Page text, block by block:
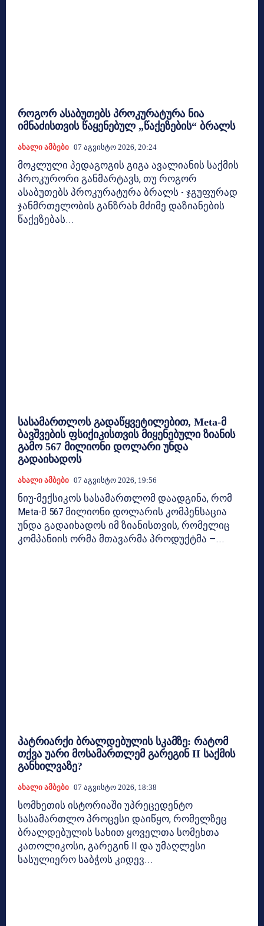
როგორ ასაბუთებს პროკურატურა ნია
იმნაძისთვის წაყენებულ „წაქეზების“ ბრალს
Ახალი Ამბები 07 Აგვისტო 2026, 20:24
მოკლული პედაგოგის გიგა ავალიანის საქმის
პროკურორი განმარტავს, თუ როგორ
ასაბუთებს პროკურატურა ბრალს - ჯგუფურად
ჯანმრთელობის განზრახ მძიმე დაზიანების
წაქეზებას...
სასამართლოს გადაწყვეტილებით, Meta-მ
ბავშვების ფსიქიკისთვის მიყენებული ზიანის
გამო 567 მილიონი დოლარი უნდა
გადაიხადოს
Ახალი Ამბები 07 Აგვისტო 2026, 19:56
ნიუ-მექსიკოს სასამართლომ დაადგინა, რომ
Meta-მ 567 მილიონი დოლარის კომპენსაცია
უნდა გადაიხადოს იმ ზიანისთვის, რომელიც
კომპანიის ორმა მთავარმა პროდუქტმა —...
პატრიარქი ბრალდებულის სკამზე: რატომ
თქვა უარი მოსამართლემ გარეგინ II საქმის
განხილვაზე?
Ახალი Ამბები 07 Აგვისტო 2026, 18:38
სომხეთის ისტორიაში უპრეცედენტო
სასამართლო პროცესი დაიწყო, რომელზეც
ბრალდებულის სახით ყოველთა სომეხთა
კათოლიკოსი, გარეგინ II და უმაღლესი
სასულიერო საბჭოს კიდევ...